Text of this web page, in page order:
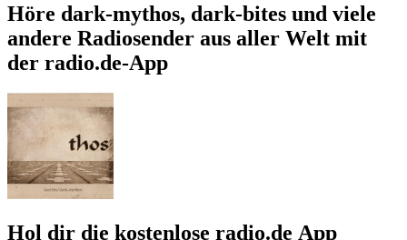
Höre dark-mythos, dark-bites und viele
andere Radiosender aus aller Welt mit
der radio.de-App
Hol dir die kostenlose radio.de App